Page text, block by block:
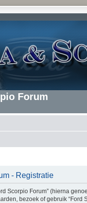
Forum
- Registratie
Scorpio Forum” (hierna
bezoek of gebruik